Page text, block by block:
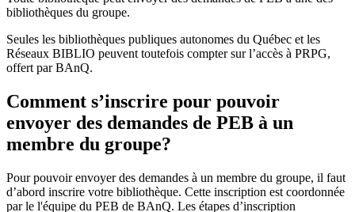
bibliothèques du groupe.
Seules les bibliothèques publiques autonomes du Québec et les
Réseaux BIBLIO peuvent toutefois compter sur l’accès à PRPG,
offert par BAnQ.
Comment s’inscrire pour pouvoir
envoyer des demandes de PEB à un
membre du groupe?
Pour pouvoir envoyer des demandes à un membre du groupe, il faut
d’abord inscrire votre bibliothèque. Cette inscription est coordonnée
par le l'équipe du PEB de BAnQ. Les étapes d’inscription